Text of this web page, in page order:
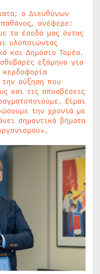
ο Διευθύνων
ανέφερε:
τα έσοδά μας όντας
υλοποιώντας
και Δημόσιο Τομέα.
εξάμηνο για
αύξηση που
και τις αποσβέσεις
Είμαι
την χρονιά με
σημαντικά βήματα